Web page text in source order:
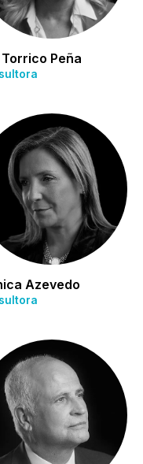
Peña
Azevedo